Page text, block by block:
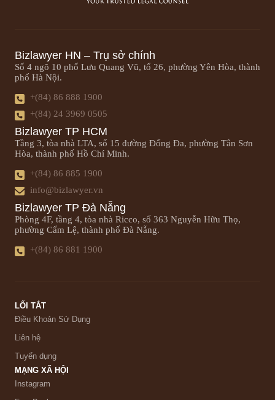
Bizlawyer HN – Trụ sở chính
Số 4 ngõ 10 phố Lưu Quang Vũ, tổ 26, phường Yên Hòa, thành
phố Hà Nội.
+(84) 86 888 1900
+(84) 24 3969 0505
Bizlawyer TP HCM
Tầng 3, tòa nhà LTA, số 15 đường Đống Đa, phường Tân Sơn
Hòa, thành phố Hồ Chí Minh.
+(84) 86 885 1900
info@bizlawyer.vn
Bizlawyer TP Đà Nẵng
Phòng 4F, tầng 4, tòa nhà Ricco, số 363 Nguyễn Hữu Thọ,
phường Cẩm Lệ, thành phố Đà Nẵng.
+(84) 86 881 1900
LỐI TẮT
Điều Khoản Sử Dụng
Liên hệ
Tuyển dụng
MẠNG XÃ HỘI
Instagram